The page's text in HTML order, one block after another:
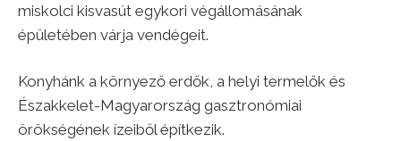
miskolci kisvasút egykori végállomásának
épületében várja vendégeit.
Konyhánk a környező erdők, a helyi termelők és
Északkelet-Magyarország gasztronómiai
örökségének ízeiből építkezik.